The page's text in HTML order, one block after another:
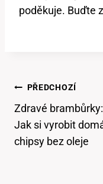
poděkuje. Buďte
Navigace
Pro
Příspěvek
PŘEDCHOZÍ
Zdravé brambůrky:
Jak si vyrobit
chipsy bez oleje